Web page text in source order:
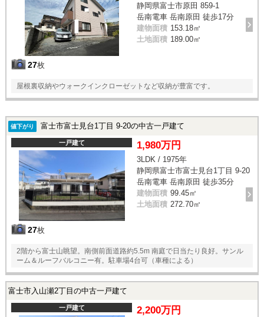
27枚
静岡県富士市原田 859-1
岳南電車 岳南原田 徒歩17分
建物面積 153.18㎡
土地面積 189.00㎡
屋根裏収納やウォークインクローゼットなど収納が豊富です。
値下がり 富士市富士見台1丁目 9-20の中古一戸建て
一戸建て
27枚
1,980万円
3LDK / 1975年
静岡県富士市富士見台1丁目 9-20
岳南電車 岳南原田 徒歩35分
建物面積 99.45㎡
土地面積 272.70㎡
2階から富士山眺望。南側前面道路約5.5m 南庭で日当たり良好。サンル
ーム＆ルーフバルコニー有。駐車場4台可（車種による）
富士市入山瀬2丁目の中古一戸建て
一戸建て 2,200万円